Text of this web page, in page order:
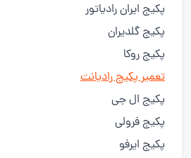
پکیج ایران رادیاتور
پکیج گلدیران
پکیج روکا
تعمیر پکیج رادیانت
پکیج ال جی
پکیج فرولی
پکیج ایرفو